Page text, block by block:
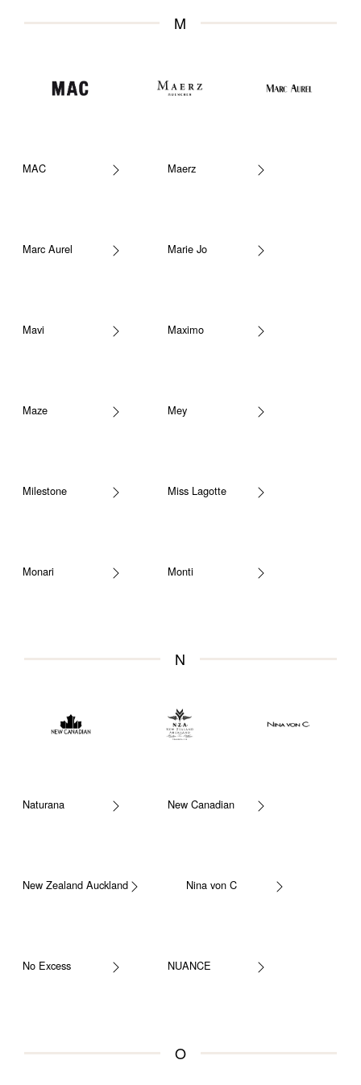
M
MAC Maerz
Marc Aurel Marie Jo
Mavi Maximo
Maze Mey
Milestone Miss Lagotte
Monari Monti
N
Naturana New Canadian
New Zealand Auckland Nina von C
No Excess NUANCE
O